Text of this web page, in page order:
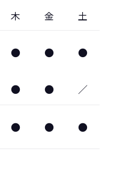
木 金 土
● ● ●
● ● ／
● ● ●